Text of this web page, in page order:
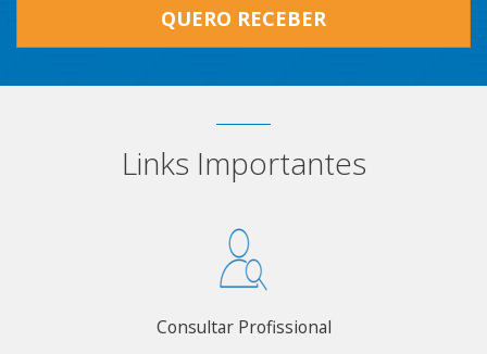
QUERO RECEBER
Links Importantes
Consultar Profissional